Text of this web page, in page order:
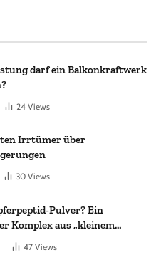
darf ein Balkonkraftwerk
24 Views
Irrtümer über
30 Views
Pulver? Ein
Komplex aus „kleinem
47 Views